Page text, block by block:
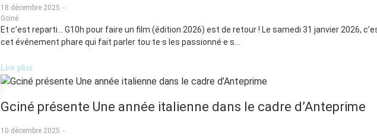
18 décembre 2025 -
Gciné
Et c’est reparti… G10h pour faire un film (édition 2026) est de retour ! Le samedi 31 janvier 2026,
cet événement phare qui fait parler tou·te·s les passionné·e·s...
Lire plus
Gciné présente Une année italienne dans le cadre d’Anteprime
10 décembre 2025 -